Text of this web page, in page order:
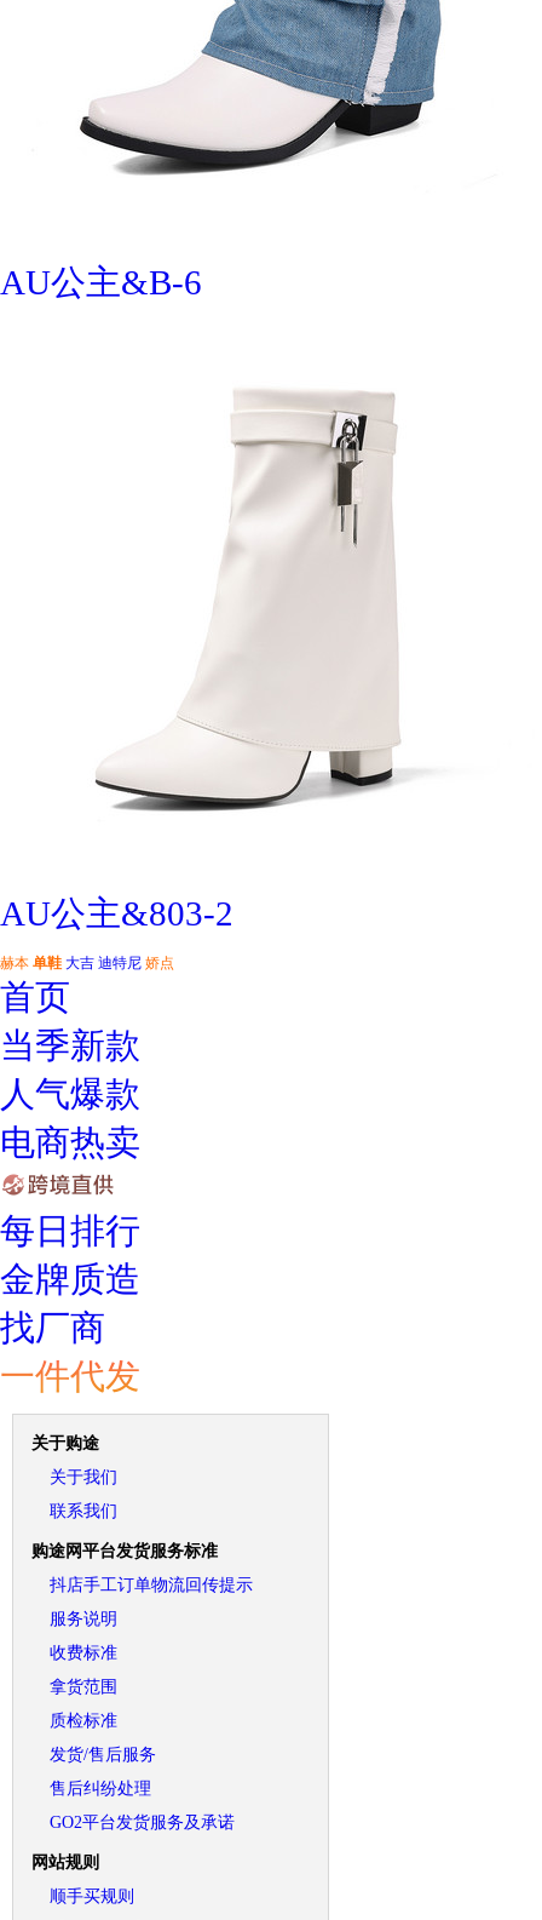
AU公主&B-6
AU公主&803-2
赫本 单鞋 大吉 迪特尼 娇点
首页
当季新款
人气爆款
电商热卖
每日排行
金牌质造
找厂商
一件代发
关于购途
关于我们
联系我们
购途网平台发货服务标准
抖店手工订单物流回传提示
服务说明
收费标准
拿货范围
质检标准
发货/售后服务
售后纠纷处理
GO2平台发货服务及承诺
网站规则
顺手买规则